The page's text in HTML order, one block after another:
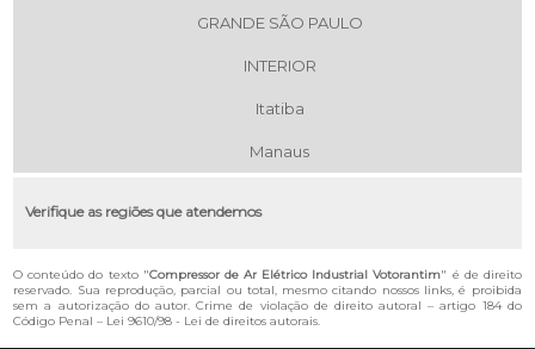
GRANDE SÃO PAULO
INTERIOR
Itatiba
Manaus
Verifique as regiões que atendemos
O conteúdo do texto "Compressor de Ar Elétrico Industrial Votorantim" é de direito
reservado. Sua reprodução, parcial ou total, mesmo citando nossos links, é proibida
sem a autorização do autor. Crime de violação de direito autoral – artigo 184 do
Código Penal – Lei 9610/98 - Lei de direitos autorais.